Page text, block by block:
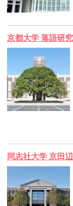
京都大学 落語研
同志社大学 京田